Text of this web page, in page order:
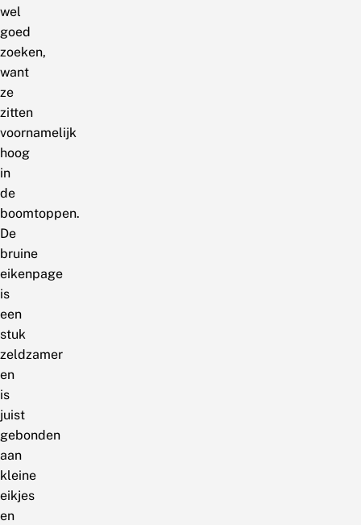
wel
goed
zoeken,
want
ze
zitten
voornamelijk
hoog
in
de
boomtoppen.
De
bruine
eikenpage
is
een
stuk
zeldzamer
en
is
juist
gebonden
aan
kleine
eikjes
en